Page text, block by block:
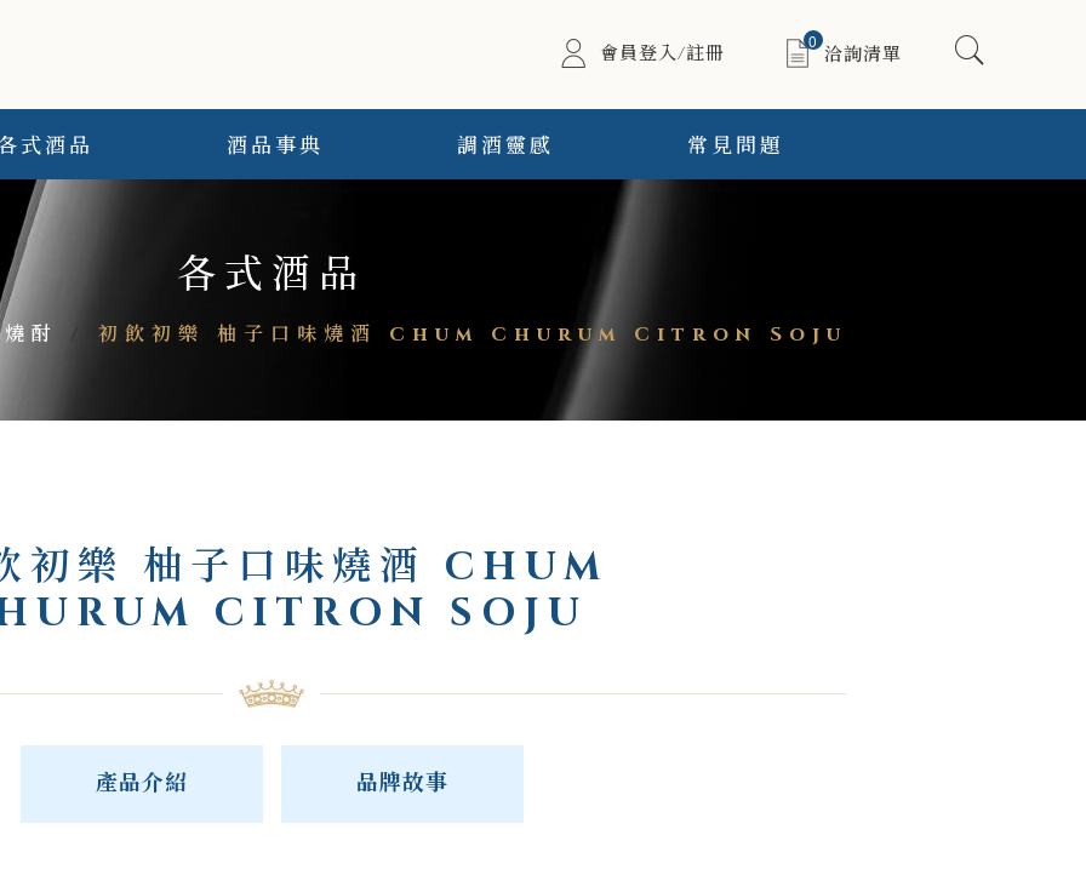
會員登入/註冊 0
洽詢清單
式酒品 酒品事典 調酒靈感 常見問題
各式酒品
酎 初飲初樂 柚子口味燒酒 Chum Churum Citron Soju
初樂 柚子口味燒酒 CHUM
CITRON SOJU
產品介紹 品牌故事